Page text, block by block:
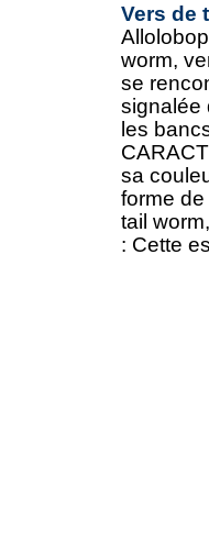
Vers de
worm,
se
signalée
les
sa
forme
tail
: Cette